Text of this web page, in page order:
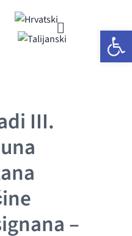
Toggle
Navigation
III.
–